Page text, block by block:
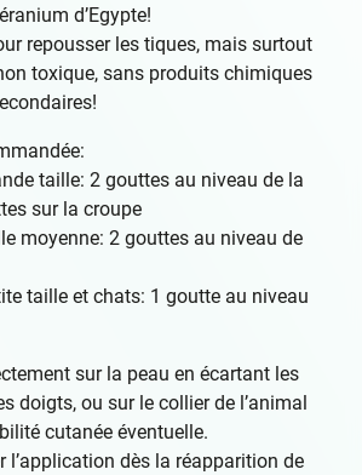
d’Egypte!
repousser les tiques, mais surtout
toxique, sans produits chimiques
taille: 2 gouttes au niveau de la
sur la croupe
moyenne: 2 gouttes au niveau de
taille et chats: 1 goutte au niveau
sur la peau en écartant les
doigts, ou sur le collier de l’animal
cutanée éventuelle.
l’application dès la réapparition de